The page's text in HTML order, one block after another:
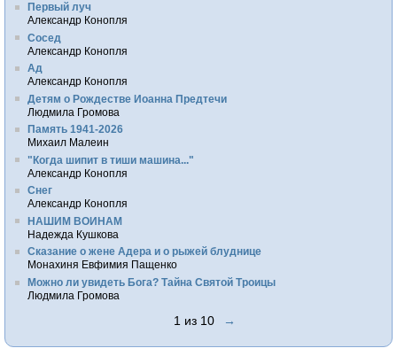
Первый луч
Александр Конопля
Сосед
Александр Конопля
Ад
Александр Конопля
Детям о Рождестве Иоанна Предтечи
Людмила Громова
Память 1941-2026
Михаил Малеин
"Когда шипит в тиши машина..."
Александр Конопля
Снег
Александр Конопля
НАШИМ ВОИНАМ
Надежда Кушкова
Сказание о жене Адера и о рыжей блуднице
Монахиня Евфимия Пащенко
Можно ли увидеть Бога? Тайна Святой Троицы
Людмила Громова
1 из 10 →